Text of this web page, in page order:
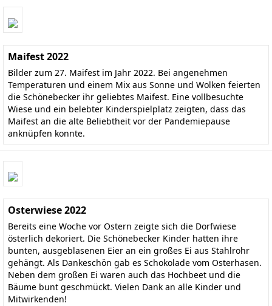
Maifest 2022
Bilder zum 27. Maifest im Jahr 2022. Bei angenehmen
Temperaturen und einem Mix aus Sonne und Wolken feierten
die Schönebecker ihr geliebtes Maifest. Eine vollbesuchte
Wiese und ein belebter Kinderspielplatz zeigten, dass das
Maifest an die alte Beliebtheit vor der Pandemiepause
anknüpfen konnte.
Osterwiese 2022
Bereits eine Woche vor Ostern zeigte sich die Dorfwiese
österlich dekoriert. Die Schönebecker Kinder hatten ihre
bunten, ausgeblasenen Eier an ein großes Ei aus Stahlrohr
gehängt. Als Dankeschön gab es Schokolade vom Osterhasen.
Neben dem großen Ei waren auch das Hochbeet und die
Bäume bunt geschmückt. Vielen Dank an alle Kinder und
Mitwirkenden!